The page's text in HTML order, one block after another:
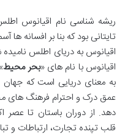
ریشه شناسی نام اقیانوس
تایتانی بود که بنا بر افسانه
اقیانوس به دریای اطلس نامیده
اقیانوس با نام های «بحر محیط
به معنای دریایی است که جهان
عمق درک و احترام فرهنگ های
دهد. از دوران باستان تا عصر
قلب تپنده تجارت، ارتباطات و